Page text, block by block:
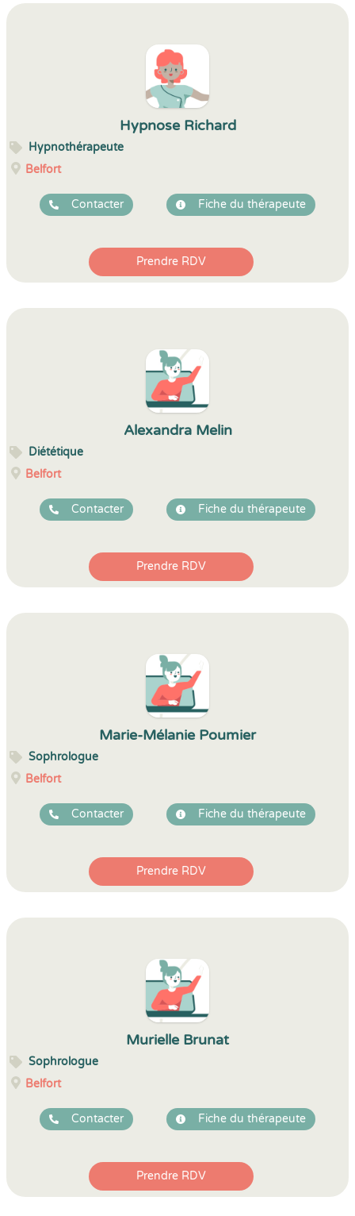
Hypnose Richard
Hypnothérapeute
Belfort
Contacter Fiche du thérapeute
Prendre RDV
Alexandra Melin
Diététique
Belfort
Contacter Fiche du thérapeute
Prendre RDV
Marie-Mélanie Poumier
Sophrologue
Belfort
Contacter Fiche du thérapeute
Prendre RDV
Murielle Brunat
Sophrologue
Belfort
Contacter Fiche du thérapeute
Prendre RDV